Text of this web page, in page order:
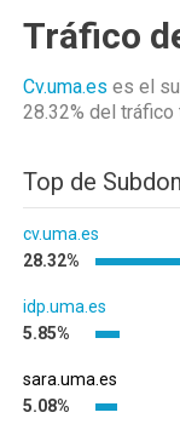
Tráfico
Cv.uma.es es el
28.32% del tráfico
Top de
cv.uma.es
28.32%
idp.uma.es
5.85%
sara.uma.es
5.08%